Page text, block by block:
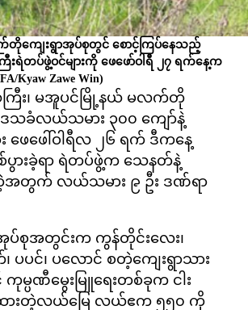
တိုကျေးရွာအုပ်စုတွင် စောင့်ကြပ်နေသည့်
ရဲတပ်ဖွဲ့ဝင်များကို ဖေဖော်ဝါရီ ၂၇ ရက်နေ့က
Kyaw Zawe Win)
ြီး၊ မအူပင်မြို့နယ် မလက်တို
ေသခံလယ်သမား ၃၀၀ ကျော်နဲ့
ဖေဖေါ်ဝါရီလ ၂၆ ရက် ဒီကနေ့
ပွားခဲ့ရာ ရဲတပ်ဖွဲ့က သေနတ်နဲ့
အတွက် လယ်သမား ၉ ဦး ဒဏ်ရာ
ပ်စုအတွင်းက ကွန်တိုင်းလေး၊
ပင်၊ ပလောင် စတဲ့ကျေးရွာသား
မ္ပဏီမွေးမြူရေးတစ်ခုက ငါး
းတဲ့လယ်မြေ လယ်ဧက ၅၅၀ ကို